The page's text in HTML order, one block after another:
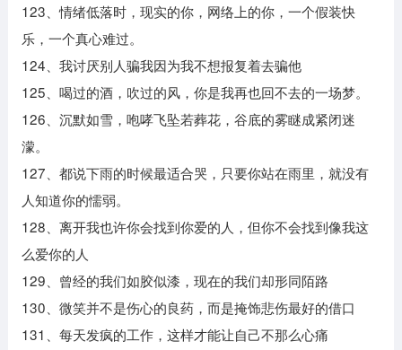
123、情绪低落时，现实的你，网络上的你，一个假装快
乐，一个真心难过。
124、我讨厌别人骗我因为我不想报复着去骗他
125、喝过的酒，吹过的风，你是我再也回不去的一场梦。
126、沉默如雪，咆哮飞坠若葬花，谷底的雾瞇成紧闭迷
濛。
127、都说下雨的时候最适合哭，只要你站在雨里，就没有
人知道你的懦弱。
128、离开我也许你会找到你爱的人，但你不会找到像我这
么爱你的人
129、曾经的我们如胶似漆，现在的我们却形同陌路
130、微笑并不是伤心的良药，而是掩饰悲伤最好的借口
131、每天发疯的工作，这样才能让自己不那么心痛